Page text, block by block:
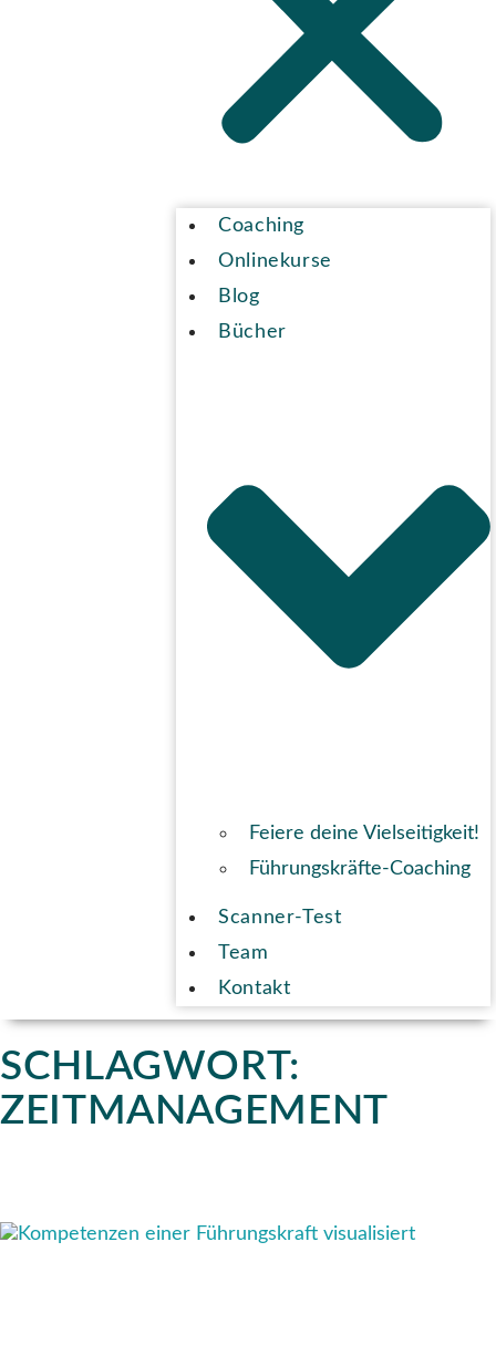
Coaching
Onlinekurse
Blog
Bücher
Feiere deine Vielseitigkeit!
Führungskräfte-Coaching
Scanner-Test
Team
Kontakt
SCHLAGWORT:
ZEITMANAGEMENT